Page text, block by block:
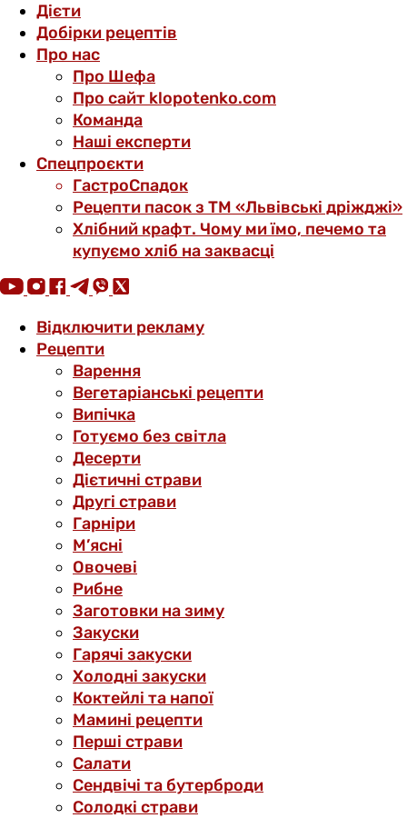
Дієти
Добірки рецептів
Про нас
Про Шефа
Про сайт klopotenko.com
Команда
Наші експерти
Спецпроєкти
ГастроСпадок
Рецепти пасок з ТМ «Львівські дріжджі»
Хлібний крафт. Чому ми їмо, печемо та
купуємо хліб на заквасці
Відключити рекламу
Рецепти
Варення
Вегетаріанські рецепти
Випічка
Готуємо без світла
Десерти
Дієтичні страви
Другі страви
Гарніри
М’ясні
Овочеві
Рибне
Заготовки на зиму
Закуски
Гарячі закуски
Холодні закуски
Коктейлі та напої
Мамині рецепти
Перші страви
Салати
Сендвічі та бутерброди
Солодкі страви